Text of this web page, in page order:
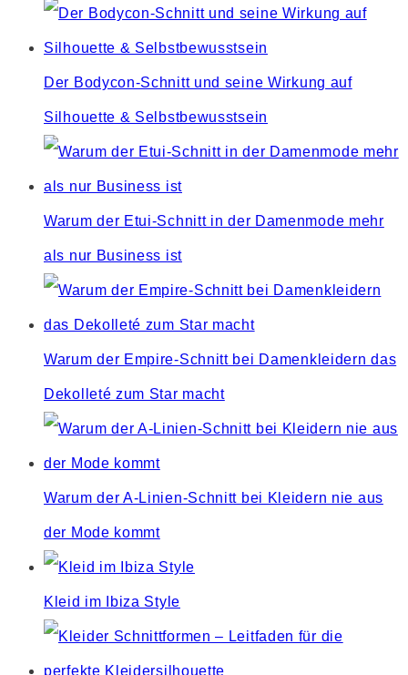
Der Bodycon-Schnitt und seine Wirkung auf
Silhouette & Selbstbewusstsein
Warum der Etui-Schnitt in der Damenmode mehr
als nur Business ist
Warum der Empire-Schnitt bei Damenkleidern das
Dekolleté zum Star macht
Warum der A-Linien-Schnitt bei Kleidern nie aus
der Mode kommt
Kleid im Ibiza Style